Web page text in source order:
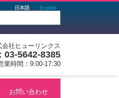
日本語 English
会社ヒューリンクス
03-5642-8385
業時間：9:00-17:30
お問い合わせ